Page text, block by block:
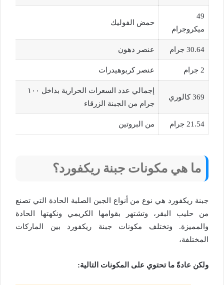
49
ميكروجرام
حمض الفوليك
30.64 جرام عنصر دهون
2 جرام عنصر كربوهيدرات
369 كالوري
إجمالي عدد السعرات الحرارية بداخل ١٠٠
جرام من الجبنة الزرقاء
21.54 جرام من البروتين
ما هي مكونات جبنة ريكفورد؟
جبنة ريكفورد هي نوع من أنواع الجبن الصلبة الحادة التي تصنع
من حليب البقر، وتشتهر بقوامها الكريمي ونكهتها الحادة
والمميزة. وتختلف مكونات جبنة ريكفورد بين الماركات
المختلفة،
ولكن عادةً ما تحتوي على المكونات التالية: